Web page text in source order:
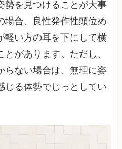
勢を見つけることが大事
場合、良性発作性頭位め
軽い方の耳を下にして横
があります。ただし、
らない場合は、無理に姿
じる体勢でじっとしてい